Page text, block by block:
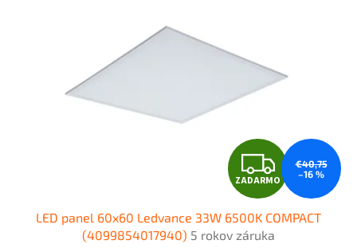
Z
A
D
ZADARMO
€40,75
–16 %
LED panel 60x60 Ledvance 33W 6500K COMPACT
(4099854017940) 5 rokov záruka